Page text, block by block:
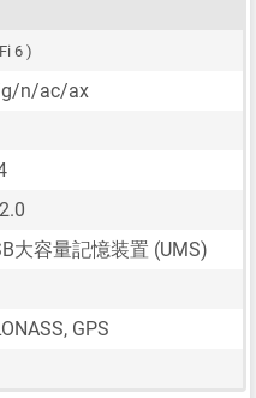
6 )
n/ac/ax
大容量記憶装置 (UMS)
GPS